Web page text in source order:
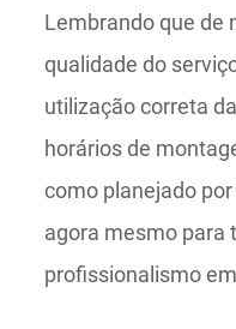
Lembrando que de
qualidade do
utilização correta
horários de
como planejado
agora mesmo para
profissionalismo